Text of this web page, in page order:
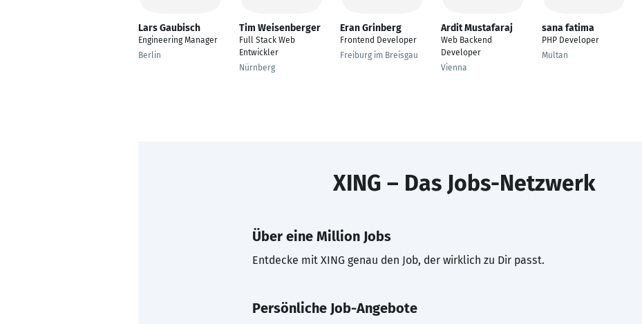
Lars Gaubisch
Engineering Manager
Berlin
Tim Weisenberger
Full Stack Web
Entwickler
Nürnberg
Eran Grinberg
Frontend Developer
Freiburg im Breisgau
Ardit Mustafaraj
Web Backend
Developer
Vienna
sana fatima
PHP Developer
Multan
XING – Das Jobs-Netzwerk
Über eine Million Jobs
Entdecke mit XING genau den Job, der wirklich zu Dir passt.
Persönliche Job-Angebote